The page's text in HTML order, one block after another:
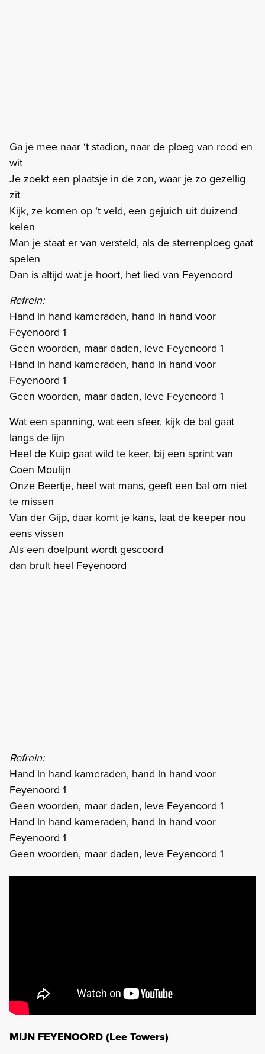
Ga je mee naar ‘t stadion, naar de ploeg van rood en
wit
Je zoekt een plaatsje in de zon, waar je zo gezellig
zit
Kijk, ze komen op ‘t veld, een gejuich uit duizend
kelen
Man je staat er van versteld, als de sterrenploeg gaat
spelen
Dan is altijd wat je hoort, het lied van Feyenoord
Refrein:
Hand in hand kameraden, hand in hand voor
Feyenoord 1
Geen woorden, maar daden, leve Feyenoord 1
Hand in hand kameraden, hand in hand voor
Feyenoord 1
Geen woorden, maar daden, leve Feyenoord 1
Wat een spanning, wat een sfeer, kijk de bal gaat
langs de lijn
Heel de Kuip gaat wild te keer, bij een sprint van
Coen Moulijn
Onze Beertje, heel wat mans, geeft een bal om niet
te missen
Van der Gijp, daar komt je kans, laat de keeper nou
eens vissen
Als een doelpunt wordt gescoord
dan brult heel Feyenoord
Refrein:
Hand in hand kameraden, hand in hand voor
Feyenoord 1
Geen woorden, maar daden, leve Feyenoord 1
Hand in hand kameraden, hand in hand voor
Feyenoord 1
Geen woorden, maar daden, leve Feyenoord 1
MIJN FEYENOORD (Lee Towers)